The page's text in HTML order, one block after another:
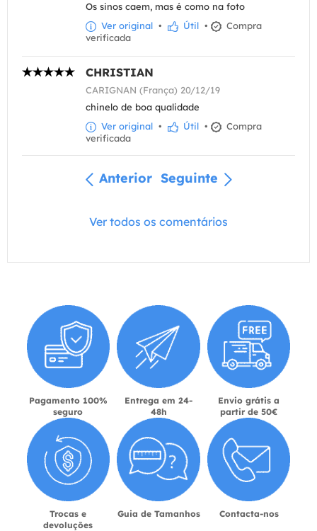
Os sinos caem, mas é como na foto
Ver original • Útil •
Compra
verificada
CHRISTIAN
CARIGNAN (França) 20/12/19
chinelo de boa qualidade
Ver original • Útil •
Compra
verificada
Anterior Seguinte
Ver todos os comentários
Pagamento 100%
seguro
Entrega em 24-
48h
Envio grátis a
partir de 50€
Trocas e
devoluções
Guia de Tamanhos Contacta-nos